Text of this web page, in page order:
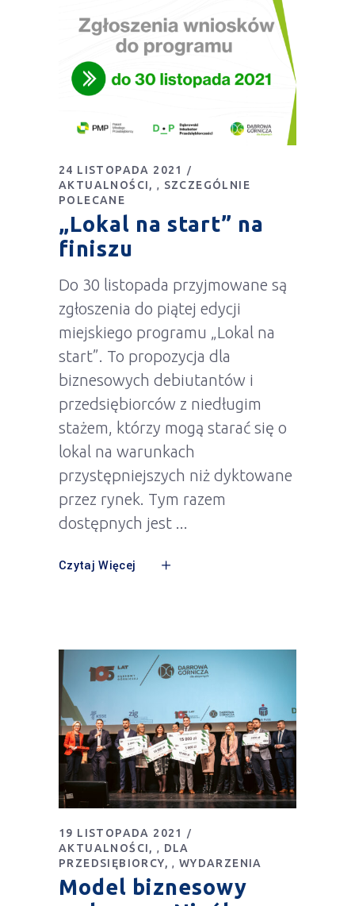
24 LISTOPADA 2021
AKTUALNOŚCI
,
SZCZEGÓLNIE
POLECANE
„Lokal na start” na
finiszu
Do 30 listopada przyjmowane są
zgłoszenia do piątej edycji
miejskiego programu „Lokal na
start”. To propozycja dla
biznesowych debiutantów i
przedsiębiorców z niedługim
stażem, którzy mogą starać się o
lokal na warunkach
przystępniejszych niż dyktowane
przez rynek. Tym razem
dostępnych jest
Czytaj Więcej
19 LISTOPADA 2021
AKTUALNOŚCI
,
DLA
PRZEDSIĘBIORCY
, WYDARZENIA
Model biznesowy